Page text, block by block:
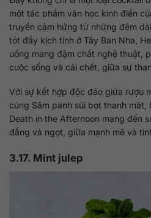
một tác phẩm văn học kinh điển
truyền cảm hứng từ những đêm
tót đầy kịch tính ở Tây Ban Nha,
uống mang đậm chất nghệ thuật,
cuộc sống và cái chết, giữa sự
Với sự kết hợp độc đáo giữa rượu
cùng Sâm panh sủi bọt thanh mát,
Death in the Afternoon mang đến
đắng và ngọt, giữa mạnh mẽ và
3.17. Mint julep